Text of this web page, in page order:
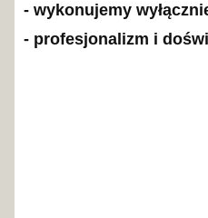
- wykonujemy
- profesjonalizm i